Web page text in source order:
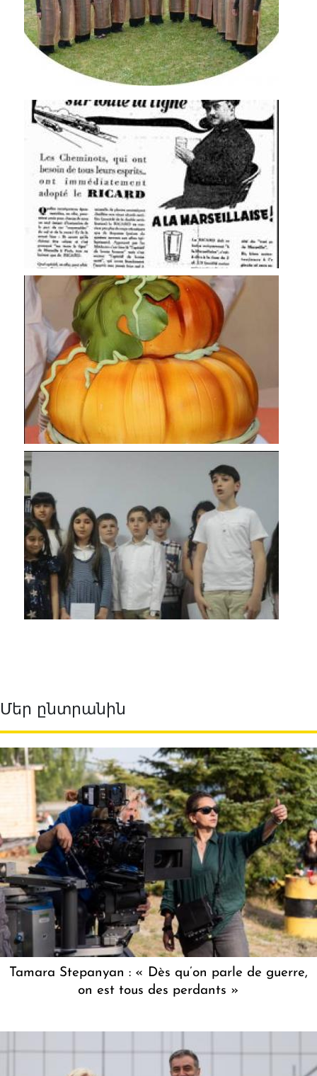
Մեր ընտրանին
Tamara Stepanyan : « Dès qu’on parle de guerre,
on est tous des perdants »